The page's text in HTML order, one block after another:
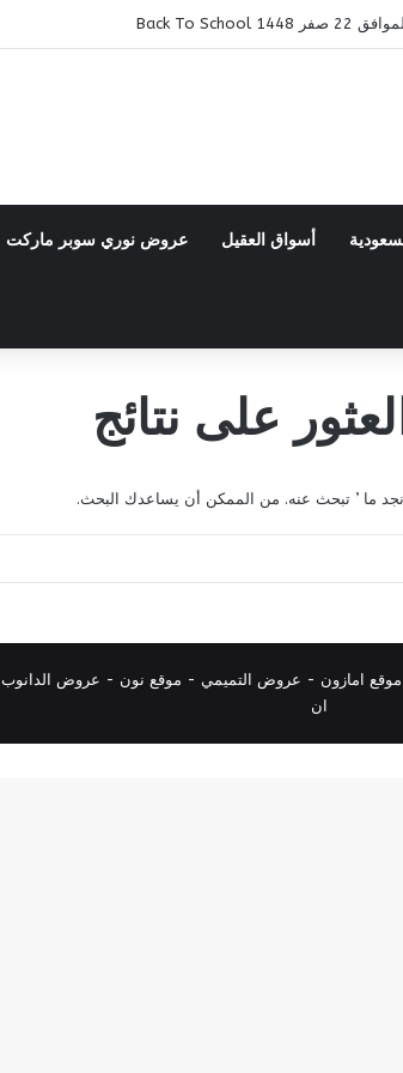
أسواق العقيل عروض نوري سوبر ماركت
على نتائج
نجد ما ’ تبحث عنه. من الممكن أن يساعدك البحث.
موقع امازون - عروض التميمي - موقع نون - عروض الدانوب
ان